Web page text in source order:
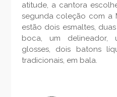
atitude, a cantora
segunda coleção com a
estão dois esmaltes,
boca, um delineador,
glosses, dois batons
tradicionais, em bala.